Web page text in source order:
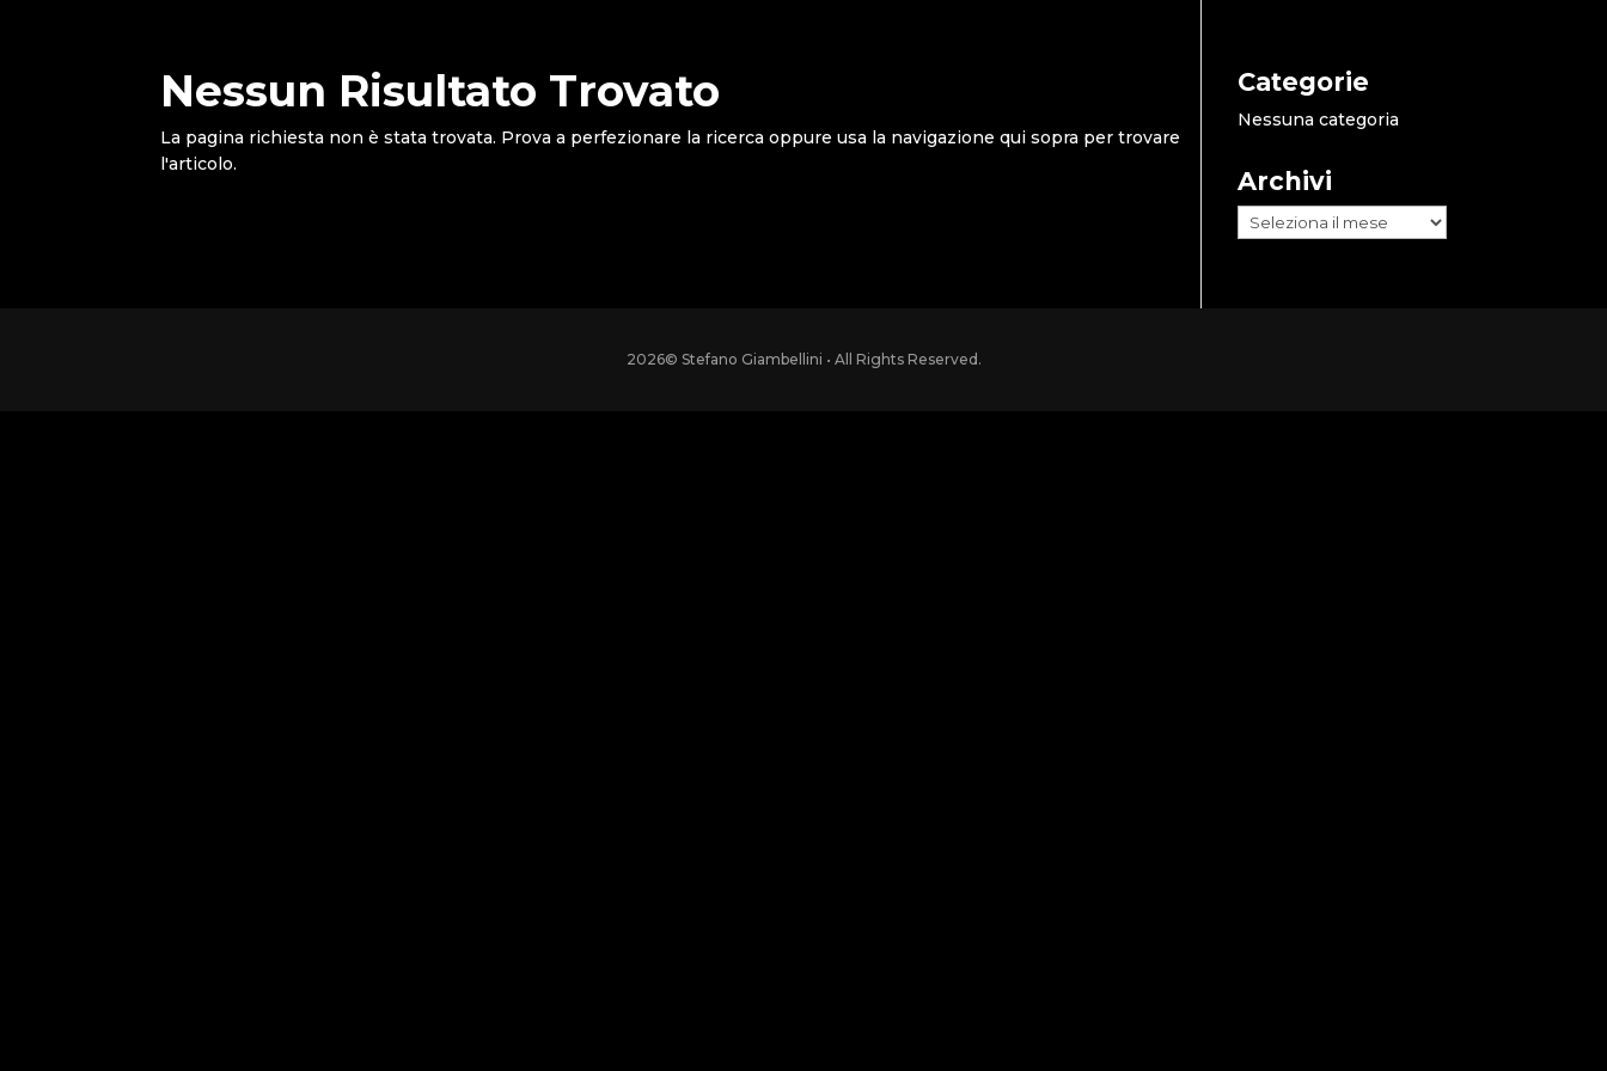
Nessun Risultato Trovato
La pagina richiesta non è stata trovata. Prova a perfezionare la ricerca oppure usa la navigazione qui sopra per trovare
l'articolo.
Categorie
Nessuna categoria
Archivi
Archivi
2026© Stefano Giambellini • All Rights Reserved.